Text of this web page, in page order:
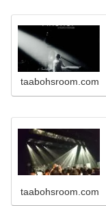
taabohsroom.com
taabohsroom.com